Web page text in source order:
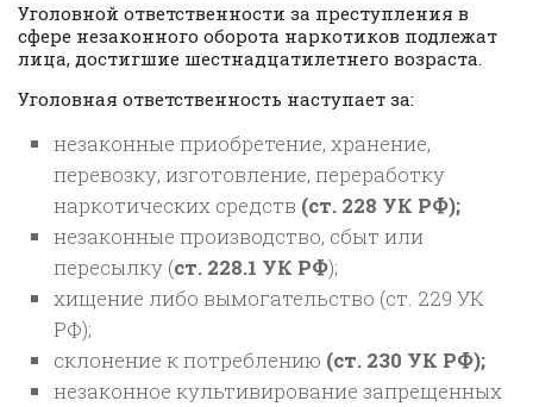
Уголовной ответственности за преступления в
сфере незаконного оборота наркотиков подлежат
лица, достигшие шестнадцатилетнего возраста.
Уголовная ответственность наступает за:
незаконные приобретение, хранение,
перевозку, изготовление, переработку
наркотических средств (ст. 228 УК РФ);
незаконные производство, сбыт или
пересылку (ст. 228.1 УК РФ);
хищение либо вымогательство (ст. 229 УК
РФ);
склонение к потреблению (ст. 230 УК РФ);
незаконное культивирование запрещенных